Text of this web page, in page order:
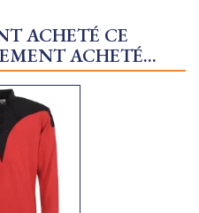
ACHETÉ CE
ACHETÉ...